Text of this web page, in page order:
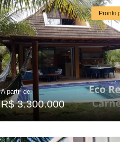
Pronto
A partir de:
R$ 3.300.000